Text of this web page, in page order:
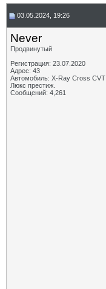
03.05.2024, 19:26
Never
Продвинутый
Регистрация: 23.07.2020
Адрес: 43
Автомобиль: X-Ray Cross CVT
Люкс престиж.
Сообщений: 4,261